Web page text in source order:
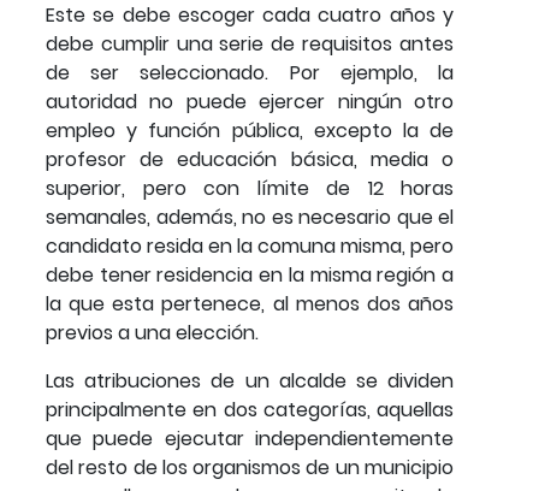
Este se debe escoger cada cuatro años y
debe cumplir una serie de requisitos antes
de ser seleccionado. Por ejemplo, la
autoridad no puede ejercer ningún otro
empleo y función pública, excepto la de
profesor de educación básica, media o
superior, pero con límite de 12 horas
semanales, además, no es necesario que el
candidato resida en la comuna misma, pero
debe tener residencia en la misma región a
la que esta pertenece, al menos dos años
previos a una elección.
Las atribuciones de un alcalde se dividen
principalmente en dos categorías, aquellas
que puede ejecutar independientemente
del resto de los organismos de un municipio